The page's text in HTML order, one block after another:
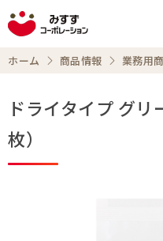
ホーム 商品情報 業務用
ドライタイプ グ
枚）